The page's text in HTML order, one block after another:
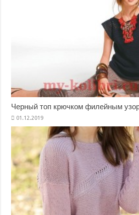
Черный топ крючком филейным